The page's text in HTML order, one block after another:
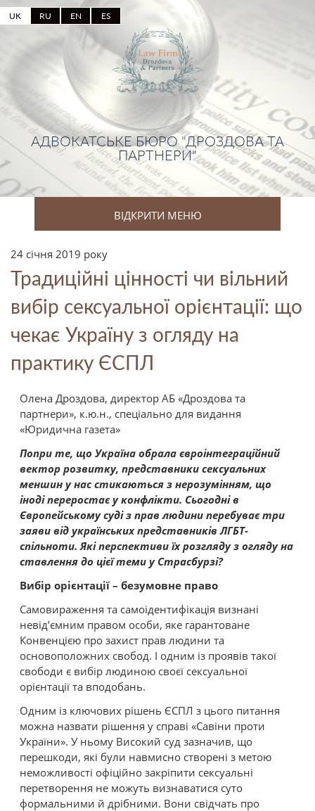
UK RU EN ES
АДВОКАТСЬКЕ БЮРО "ДРОЗДОВА ТА
ПАРТНЕРИ"
ВІДКРИТИ МЕНЮ
24 січня 2019 року
Традиційні цінності чи вільний
вибір сексуальної орієнтації: що
чекає Україну з огляду на
практику ЄСПЛ
Олена Дроздова, директор АБ «Дроздова та
партнери», к.ю.н., спеціально для видання
«Юридична газета»
Попри те, що Україна обрала євроінтеграційний
вектор розвитку, представники сексуальних
меншин у нас стикаються з нерозумінням, що
іноді переростає у конфлікти. Сьогодні в
Європейському суді з прав людини перебуває три
заяви від українських представників ЛГБТ-
спільноти. Які перспективи їх розгляду з огляду на
ставлення до цієї теми у Страсбурзі?
Вибір орієнтації – безумовне право
Самовираження та самоідентифікація визнані
невід’ємним правом особи, яке гарантоване
Конвенцією про захист прав людини та
основоположних свобод. І одним із проявів такої
свободи є вибір людиною своєї сексуальної
орієнтації та вподобань.
Одним із ключових рішень ЄСПЛ з цього питання
можна назвати рішення у справі «Савіни проти
України». У ньому Високий суд зазначив, що
перешкоди, які були навмисно створені з метою
неможливості офіційно закріпити сексуальні
перетворення не можуть визнаватися суто
формальними й дрібними. Вони свідчать про